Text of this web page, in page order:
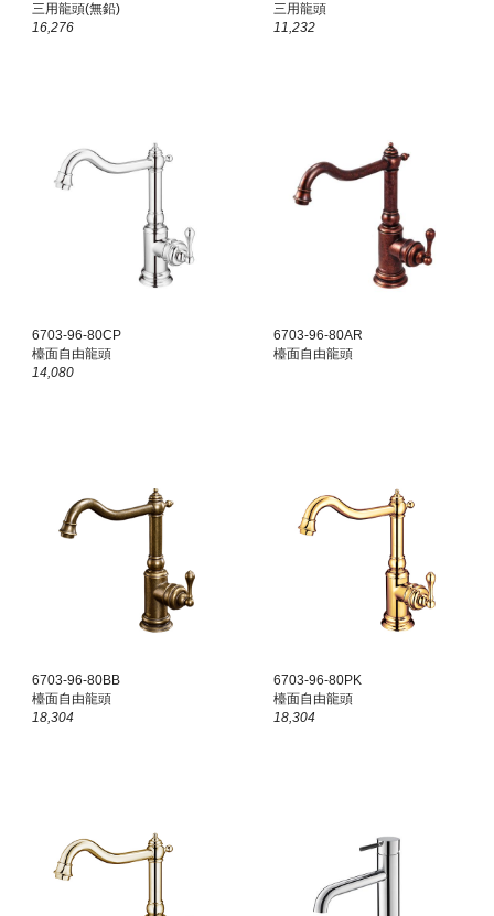
三用龍頭(無鉛)
16,276
三用龍頭
11,232
6703-96-80CP
檯面自由龍頭
14,080
6703-96-80AR
檯面自由龍頭
6703-96-80BB
檯面自由龍頭
18,304
6703-96-80PK
檯面自由龍頭
18,304